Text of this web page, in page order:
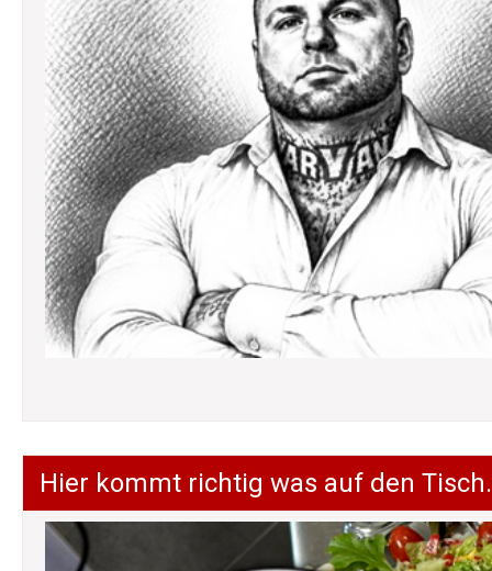
Hier kommt richtig was auf den Tisch.